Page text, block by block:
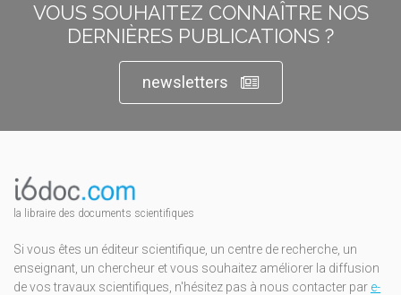
VOUS SOUHAITEZ CONNAÎTRE NOS
DERNIÈRES PUBLICATIONS ?
newsletters
la libraire des documents scientifiques
Si vous êtes un éditeur scientifique, un centre de recherche, un
enseignant, un chercheur et vous souhaitez améliorer la diffusion
de vos travaux scientifiques, n'hésitez pas à nous contacter par e-